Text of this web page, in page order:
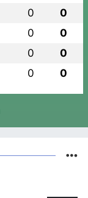
0 0
0 0
0 0
0 0